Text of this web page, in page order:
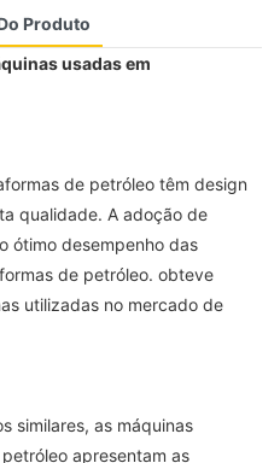
Produto
usadas em
de petróleo têm design
qualidade. A adoção de
ótimo desempenho das
de petróleo. obteve
utilizadas no mercado de
similares, as máquinas
apresentam as